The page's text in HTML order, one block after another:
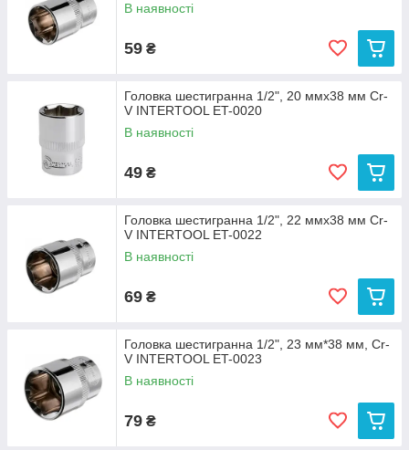
В наявності
59 ₴
Головка шестигранна 1/2", 20 ммx38 мм Cr-
V INTERTOOL ET-0020
В наявності
49 ₴
Головка шестигранна 1/2", 22 ммx38 мм Cr-
V INTERTOOL ET-0022
В наявності
69 ₴
Головка шестигранна 1/2", 23 мм*38 мм, Cr-
V INTERTOOL ET-0023
В наявності
79 ₴